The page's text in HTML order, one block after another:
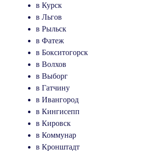
в Курск
в Льгов
в Рыльск
в Фатеж
в Бокситогорск
в Волхов
в Выборг
в Гатчину
в Ивангород
в Кингисепп
в Кировск
в Коммунар
в Кронштадт